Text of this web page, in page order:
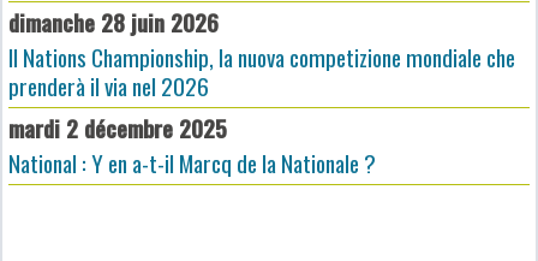
dimanche 28 juin 2026
Il Nations Championship, la nuova competizione mondiale che
prenderà il via nel 2026
mardi 2 décembre 2025
National : Y en a-t-il Marcq de la Nationale ?